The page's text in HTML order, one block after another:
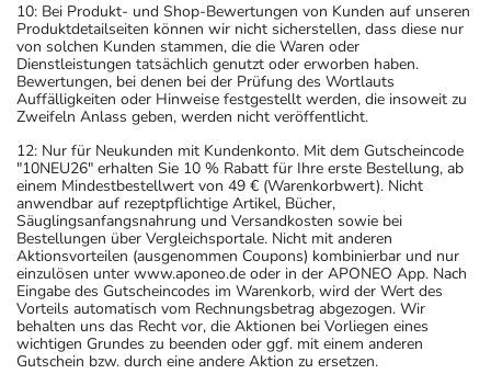
10: Bei Produkt- und Shop-Bewertungen von Kunden auf unseren
Produktdetailseiten können wir nicht sicherstellen, dass diese nur
von solchen Kunden stammen, die die Waren oder
Dienstleistungen tatsächlich genutzt oder erworben haben.
Bewertungen, bei denen bei der Prüfung des Wortlauts
Auffälligkeiten oder Hinweise festgestellt werden, die insoweit zu
Zweifeln Anlass geben, werden nicht veröffentlicht.
12: Nur für Neukunden mit Kundenkonto. Mit dem Gutscheincode
"10NEU26" erhalten Sie 10 % Rabatt für Ihre erste Bestellung, ab
einem Mindestbestellwert von 49 € (Warenkorbwert). Nicht
anwendbar auf rezeptpflichtige Artikel, Bücher,
Säuglingsanfangsnahrung und Versandkosten sowie bei
Bestellungen über Vergleichsportale. Nicht mit anderen
Aktionsvorteilen (ausgenommen Coupons) kombinierbar und nur
einzulösen unter www.aponeo.de oder in der APONEO App. Nach
Eingabe des Gutscheincodes im Warenkorb, wird der Wert des
Vorteils automatisch vom Rechnungsbetrag abgezogen. Wir
behalten uns das Recht vor, die Aktionen bei Vorliegen eines
wichtigen Grundes zu beenden oder ggf. mit einem anderen
Gutschein bzw. durch eine andere Aktion zu ersetzen.